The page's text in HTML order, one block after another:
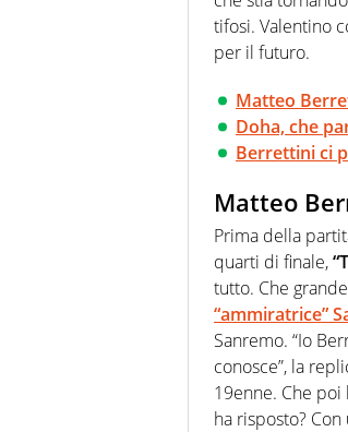
tifosi. Valentino
per il futuro.
Matteo
Doha, che
Berrettini ci
Matteo
Prima della
quarti di finale,
tutto. Che
“ammiratrice”
Sanremo. “Io
conosce”, la
19enne. Che poi
ha risposto? Con